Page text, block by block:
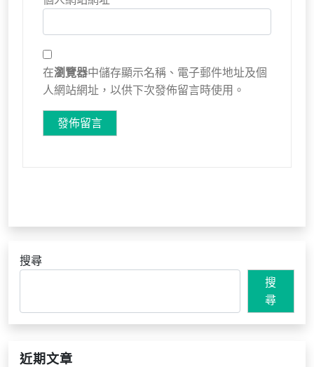
在瀏覽器中儲存顯示名稱、電子郵件地址及個
人網站網址，以供下次發佈留言時使用。
搜尋
搜
尋
近期文章